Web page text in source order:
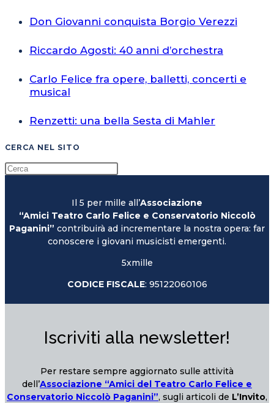
Don Giovanni conquista Borgio Verezzi
Riccardo Agosti: 40 anni d’orchestra
Carlo Felice fra opere, balletti, concerti e
musical
Renzetti: una bella Sesta di Mahler
CERCA NEL SITO
Il 5 per mille all’Associazione
“Amici Teatro Carlo Felice e Conservatorio Niccolò
Paganini” contribuirà ad incrementare la nostra opera: far
conoscere i giovani musicisti emergenti.
5xmille
CODICE FISCALE: 95122060106
Iscriviti alla newsletter!
Per restare sempre aggiornato sulle attività
dell’Associazione “Amici del Teatro Carlo Felice e
Conservatorio Niccolò Paganini”, sugli articoli de L’Invito,